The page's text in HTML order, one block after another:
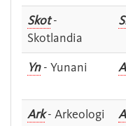
Skot-
Skotlandia
Yn- Yunani
Ark- Arkeologi